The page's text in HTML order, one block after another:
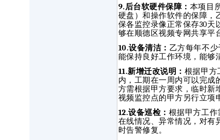
9.后台软硬件保障： 本项目
硬盘）和操作软件的保障，
保各监控录像正常保存30天
够在顺德区视频专网共享平
10.设备清洁： 乙方每年不
能保持良好工作环境，能够
11.新增迁改说明： 根据甲方
内，工期在一周内可以完成
方需根据甲方要求，临时新
视频监控点的甲方另行立项
12.设备巡检： 根据甲方工
在线情况、异常情况，对有
时告警修复。